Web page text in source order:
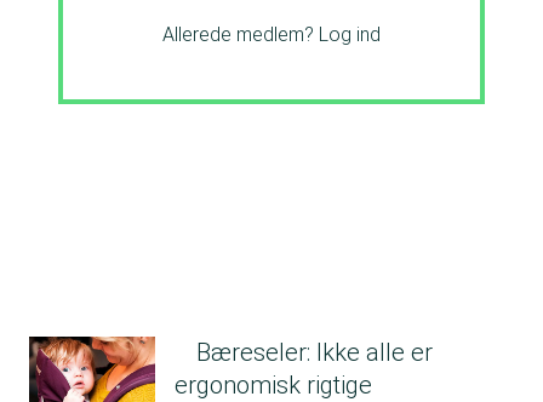
Allerede medlem? Log ind
Bæreseler: Ikke alle er
ergonomisk rigtige